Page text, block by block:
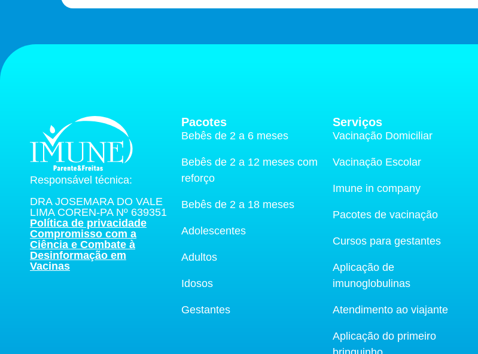
Responsável técnica:
DRA JOSEMARA DO VALE
LIMA COREN-PA Nº 639351
Política de privacidade
Compromisso com a
Ciência e Combate à
Desinformação em
Vacinas
Pacotes
Bebês de 2 a 6 meses
Bebês de 2 a 12 meses com
reforço
Bebês de 2 a 18 meses
Adolescentes
Adultos
Idosos
Gestantes
Serviços
Vacinação Domiciliar
Vacinação Escolar
Imune in company
Pacotes de vacinação
Cursos para gestantes
Aplicação de
imunoglobulinas
Atendimento ao viajante
Aplicação do primeiro